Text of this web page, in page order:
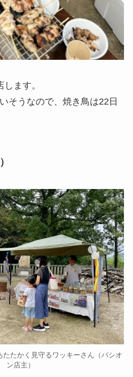
ます。
そうなので、焼き鳥は22日
たかく見守るワッキーさん（パシオ
ン店主）